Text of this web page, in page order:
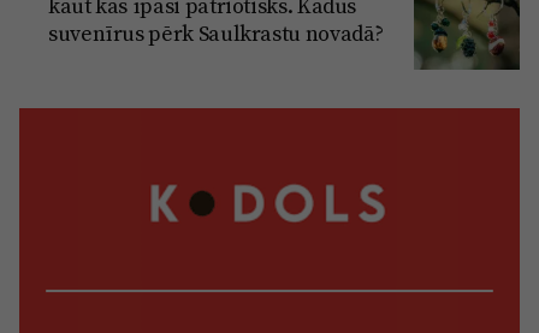
suvenīrus pērk Saulkrastu novadā?